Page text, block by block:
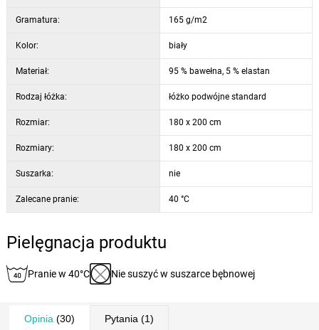
Gramatura: 165 g/m2
Kolor: biały
Materiał: 95 % bawełna, 5 % elastan
Rodzaj łóżka: łóżko podwójne standard
Rozmiar: 180 x 200 cm
Rozmiary: 180 x 200 cm
Suszarka: nie
Zalecane pranie: 40 °C
Pielęgnacja produktu
Pranie w 40°C Nie suszyć w suszarce bębnowej
Opinia (30) Pytania (1)